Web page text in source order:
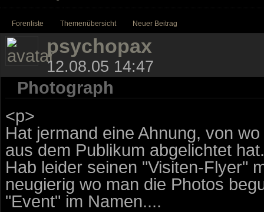
Forenliste Themenübersicht Neuer Beitrag
psychopax
12.08.05 14:47
Photograph
<p>
Hat jermand eine Ahnung, von
aus dem Publikum abgelichtet hat.
Hab leider seinen "Visiten-Flyer"
neugierig wo man die Photos
"Event" im Namen....